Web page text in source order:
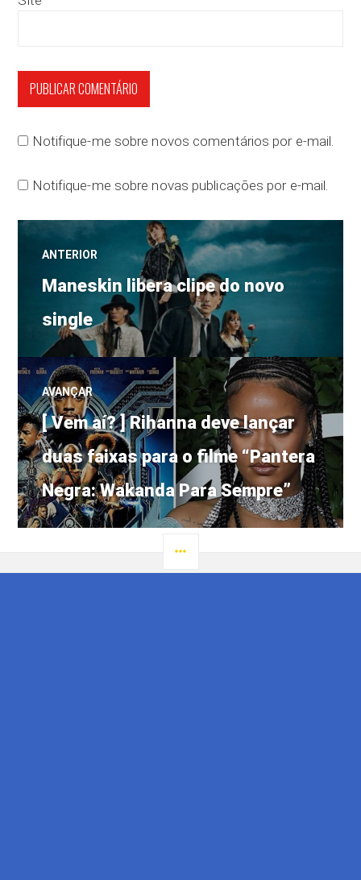
Notifique-me sobre novos comentários por e-mail.
Notifique-me sobre novas publicações por e-mail.
Navegação
de
Post
ANTERIOR
Post
anterior:
Maneskin libera clipe do novo
single
AVANÇAR
Próximo
post:
[ Vem aí? ] Rihanna deve lançar
duas faixas para o filme “Pantera
Negra: Wakanda Para Sempre”